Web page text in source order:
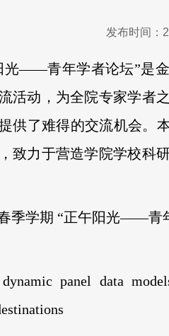
发布时间：
光——青年学者论坛”是
活动，为全院专家学者
供了难得的交流机会。
致力于营造学院学校科
季学期 “正午阳光——青
panel data